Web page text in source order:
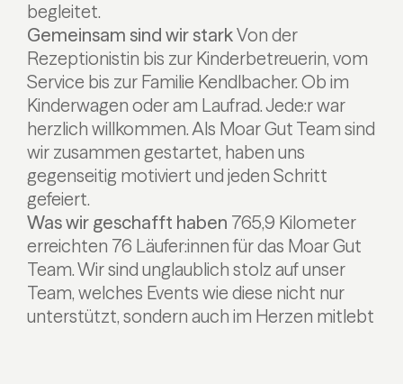
begleitet.
Gemeinsam sind wir starkVon der
Rezeptionistin bis zur Kinderbetreuerin, vom
Service bis zur Familie Kendlbacher. Ob im
Kinderwagen oder am Laufrad. Jede:r war
herzlich willkommen. Als Moar Gut Team sind
wir zusammen gestartet, haben uns
gegenseitig motiviert und jeden Schritt
gefeiert.
Was wir geschafft haben 765,9 Kilometer
erreichten 76 Läufer:innen für das Moar Gut
Team. Wir sind unglaublich stolz auf unser
Team, welches Events wie diese nicht nur
unterstützt, sondern auch im Herzen mitlebt